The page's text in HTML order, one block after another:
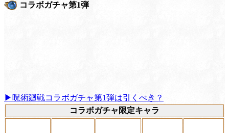
コラボガチャ第1弾
▶呪術廻戦コラボガチャ第1弾は引くべき？
コラボガチャ限定キャラ